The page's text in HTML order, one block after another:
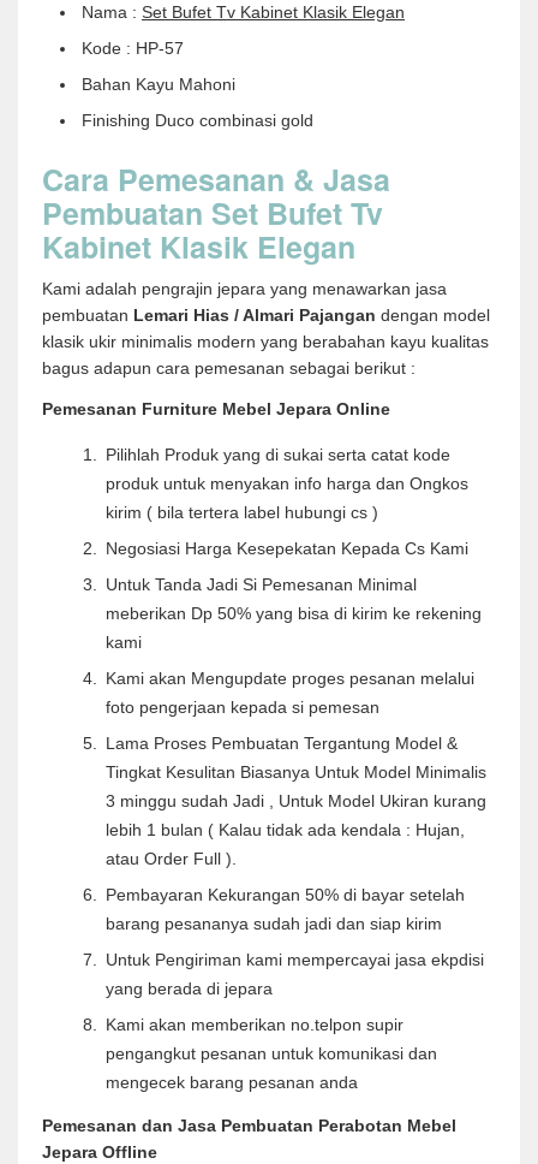
Nama : Set Bufet Tv Kabinet Klasik Elegan
Kode : HP-57
Bahan Kayu Mahoni
Finishing Duco combinasi gold
Cara Pemesanan & Jasa
Pembuatan Set Bufet Tv
Kabinet Klasik Elegan
Kami adalah pengrajin jepara yang menawarkan jasa
pembuatan Lemari Hias / Almari Pajangan dengan model
klasik ukir minimalis modern yang berabahan kayu kualitas
bagus adapun cara pemesanan sebagai berikut :
Pemesanan Furniture Mebel Jepara Online
Pilihlah Produk yang di sukai serta catat kode
produk untuk menyakan info harga dan Ongkos
kirim ( bila tertera label hubungi cs )
Negosiasi Harga Kesepekatan Kepada Cs Kami
Untuk Tanda Jadi Si Pemesanan Minimal
meberikan Dp 50% yang bisa di kirim ke rekening
kami
Kami akan Mengupdate proges pesanan melalui
foto pengerjaan kepada si pemesan
Lama Proses Pembuatan Tergantung Model &
Tingkat Kesulitan Biasanya Untuk Model Minimalis
3 minggu sudah Jadi , Untuk Model Ukiran kurang
lebih 1 bulan ( Kalau tidak ada kendala : Hujan,
atau Order Full ).
Pembayaran Kekurangan 50% di bayar setelah
barang pesananya sudah jadi dan siap kirim
Untuk Pengiriman kami mempercayai jasa ekpdisi
yang berada di jepara
Kami akan memberikan no.telpon supir
pengangkut pesanan untuk komunikasi dan
mengecek barang pesanan anda
Pemesanan dan Jasa Pembuatan Perabotan Mebel
Jepara Offline